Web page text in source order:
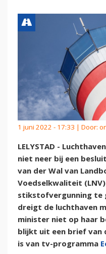
1 juni 2022 - 17:33 | Door:
LELYSTAD -
niet neer bij een
van der Wal van
Voedselkwaliteit
stikstofvergunning te
dreigt de luchthaven
minister niet op haar
blijkt uit een brief van
is van tv-programma